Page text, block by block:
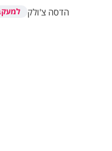
הדסה צ'ולק